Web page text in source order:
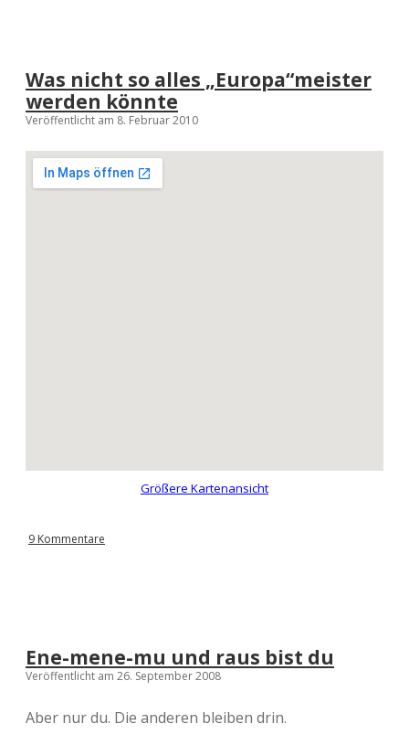
Was nicht so alles „Europa“meister
werden könnte
Veröffentlicht am 8. Februar 2010
Größere Kartenansicht
9 Kommentare
Ene-mene-mu und raus bist du
Veröffentlicht am 26. September 2008
Aber nur du. Die anderen bleiben drin.